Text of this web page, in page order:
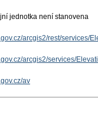
jednotka není stanovena
arcgis2/rest/services/
arcgis2/services/
av